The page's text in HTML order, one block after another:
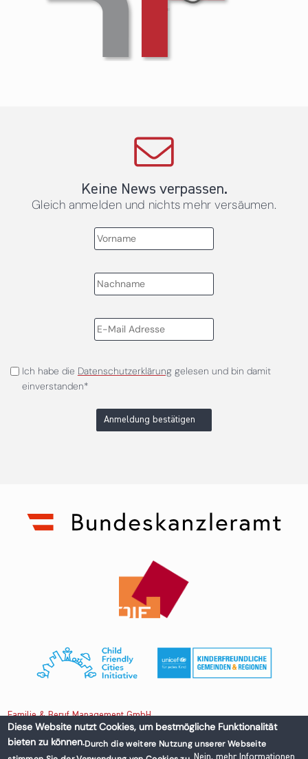
Keine News verpassen.
Gleich anmelden und nichts mehr versäumen.
Ich habe die Datenschutzerklärunggelesen und bin damit
einverstanden*
Anmeldung bestätigen
Familie & Beruf Management GmbH
Untere Donaustraße 13-15/3 1020 Wien, Austria
Diese Website nutzt Cookies, um bestmögliche Funktionalität
bieten zu können.Durch die weitere Nutzung unserer Webseite
Nein, mehr Informationen